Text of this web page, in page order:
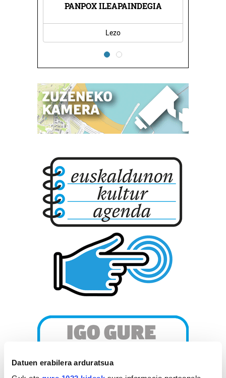
Datuen erabilera arduratsua
PANPOX ILEAPAINDEGIA
Lezo